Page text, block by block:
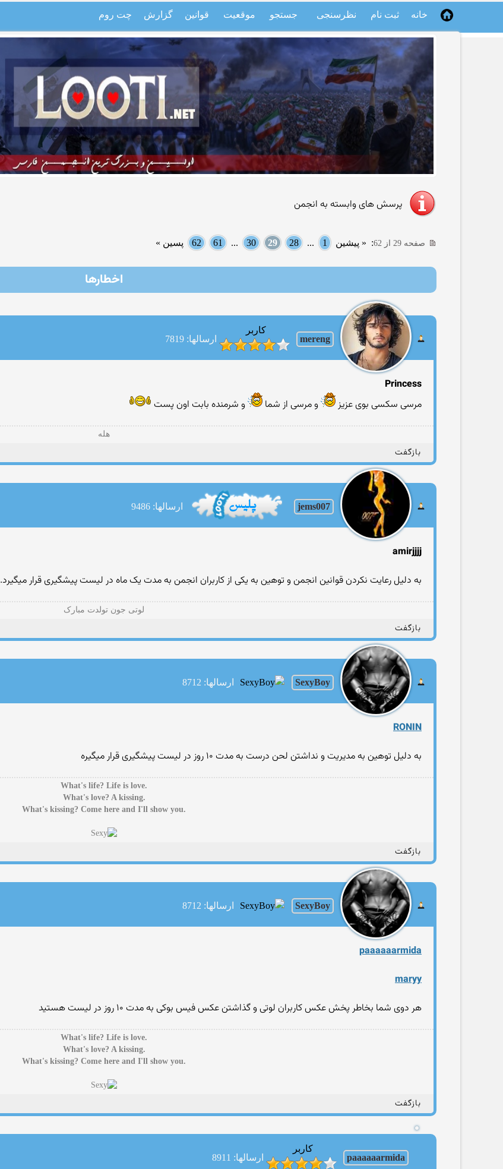
خانه ثبت نام نظرسنجی جستجو موقعیت قوانین گزارش چت روم
پرسش های وابسته به انجمن
صفحه 29 از 62 : « پیشین 1
...
28
29
30
...
61
62 پسین »
اخطارها
mereng
کاربر
ارسالها: 7819
Princess
مرسی سکسی بوی عزیز ‏‎
هله
بازگفت
jems007 ارسالها: 9486
amirjjjj
به دلیل رعایت نکردن قوانین انجمن و توهین به یکی از کاربران انجمن به مدت یک ماه در لیست پیشگیری قرار میگیرد.
لوتی جون تولدت مبارک
بازگفت
SexyBoy ارسالها: 8712
RONIN
به دلیل توهین به مدیریت و نداشتن لحن درست به مدت ۱۰ روز در لیست پیشگیری قرار میگیره
.What's life? Life is love
.What's love? A kissing
.What's kissing? Come here and I'll show you
بازگفت
SexyBoy ارسالها: 8712
paaaaaarmida
maryy
هر دوی شما بخاطر پخش عکس کاربران لوتی و گذاشتن عکس فیس بوکی به مدت ۱۰ روز در لیست هستید
.What's life? Life is love
.What's love? A kissing
.What's kissing? Come here and I'll show you
بازگفت
paaaaaarmida
کاربر
ارسالها: 8911